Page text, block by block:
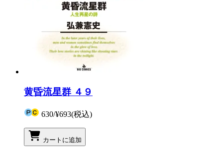
黄昏流星群 ４９
630/¥693(税込)
カートに追加